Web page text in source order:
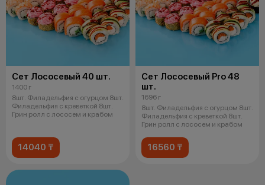
Сет Лососевый 40 шт.
1400 г
8шт. Филадельфия с огурцом 8шт.
Филадельфия с креветкой 8шт.
Грин ролл с лососем и крабом
14040 ₸
Сет Лососевый Pro 48
шт.
1696 г
8шт. Филадельфия с огурцом 8шт.
Филадельфия с креветкой 8шт.
Грин ролл с лососем и крабом
16560 ₸